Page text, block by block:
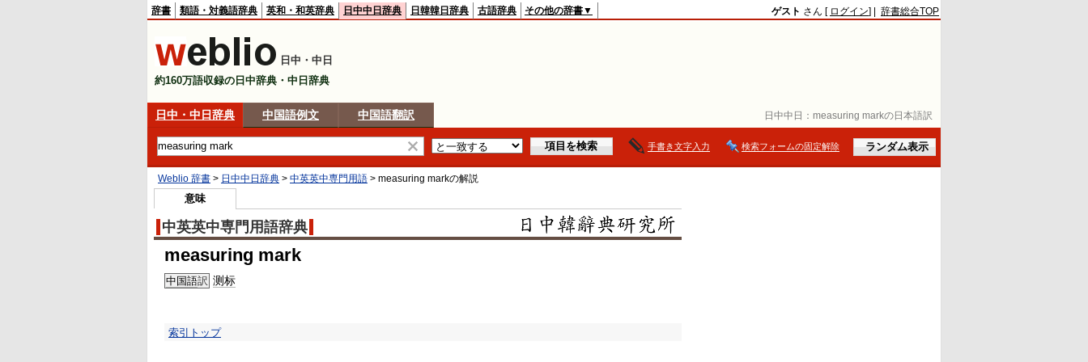
日中中日： measuring markの日本語訳
辞書 類語・対義語辞典 英和・和英辞典 日中中日辞典 日韓韓日辞典 古語辞典 その他の辞書▼ ゲスト さん [ ログイン] | 辞書総合TOP
日中・中日
約160万語収録の日中辞典・中日辞典
日中・中日辞典 中国語例文 中国語翻訳
手書き文字入力 検索フォームの固定解除
Weblio 辞書 > 日中中日辞典 > 中英英中専門用語 > measuring markの解説
意味
中英英中専門用語辞典
measuring mark
中国語訳 测标
索引トップ